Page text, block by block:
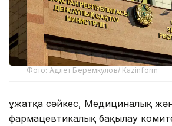
Фото: Адлет Беремкулов/ Kazinform
Құжатқа сәйкес, Медициналық
фармацевтикалық бақылау